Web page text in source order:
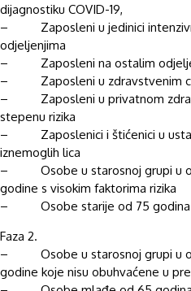
dijagnostiku COVID-19,
– Zaposleni u jedinici
odjeljenjima
– Zaposleni na ostalim
– Zaposleni u zdravstvenim
– Zaposleni u privatnom
stepenu rizika
– Zaposlenici i štićenici u
iznemoglih lica
– Osobe u starosnoj grupi u
godine s visokim faktorima rizika
– Osobe starije od 75 godina
Faza 2.
– Osobe u starosnoj grupi u
godine koje nisu obuhvaćene u